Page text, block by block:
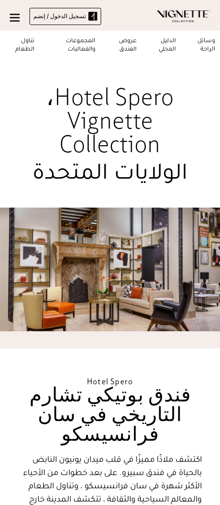
تسجيل الدخول / إنضم
وسائل
الراحة
الدليل
المحلي
عروض
الفندق
المجموعات
والفعاليات
تناول
الطعام
Hotel Spero ،
Vignette
Collection
الولايات المتحدة
Hotel Spero
فندق بوتيكي تشارم
التاريخي في سان
فرانسيسكو
اكتشف ملاذًا مميزًا في قلب ميدان يونيون النابض
بالحياة في فندق سبيرو. على بعد خطوات من الأحياء
الأكثر شهرة في سان فرانسيسكو ، وتناول الطعام
والمعالم السياحية والثقافة ، تتكشف المدينة خارج